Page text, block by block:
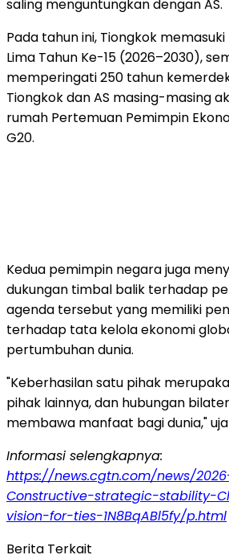
saling menguntungkan dengan AS.
Pada tahun ini, Tiongkok
Lima Tahun Ke-15 (2026–2030),
memperingati 250 tahun
Tiongkok dan AS masing-masing
rumah Pertemuan Pemimpin
G20.
Kedua pemimpin negara juga
dukungan timbal balik terhadap
agenda tersebut yang memiliki
terhadap tata kelola ekonomi
pertumbuhan dunia.
"Keberhasilan satu pihak
pihak lainnya, dan hubungan
membawa manfaat bagi dunia,"
Informasi selengkapnya:
https://news.cgtn.com/news/
Constructive-strategic-stability-
vision-for-ties-1N8BqABl5fy/p.html
Berita Terkait